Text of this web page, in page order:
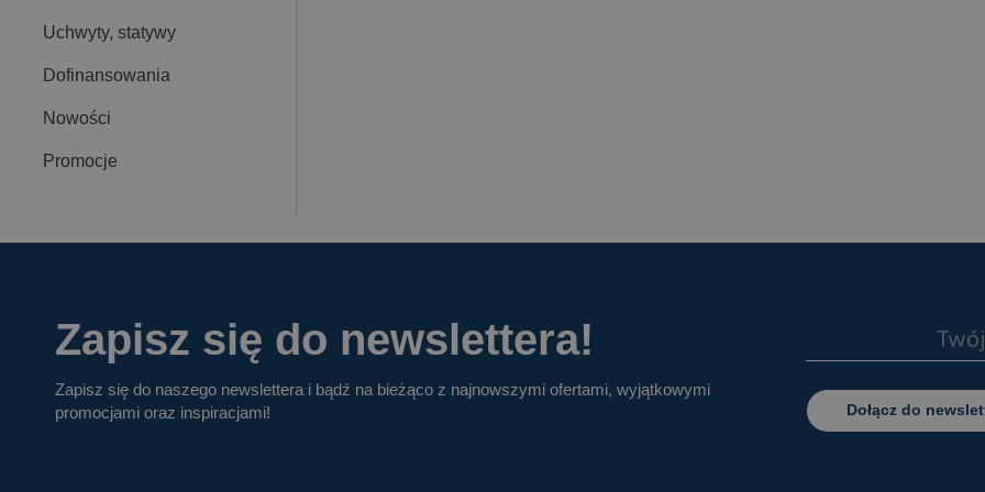
Uchwyty, statywy
Dofinansowania
Nowości
Promocje
Zapisz się do newslettera!
Zapisz się do naszego newslettera i bądź na bieżąco z najnowszymi ofertami, wyjątkowymi
promocjami oraz inspiracjami!
Dołącz do